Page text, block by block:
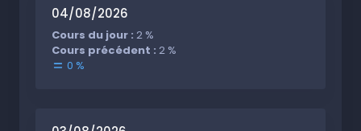
04/08/2026
Cours du jour : 2 %
Cours précédent : 2 %
0 %